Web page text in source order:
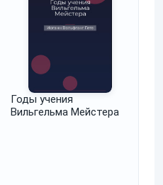
Годы учения
Вильгельма Мейстера